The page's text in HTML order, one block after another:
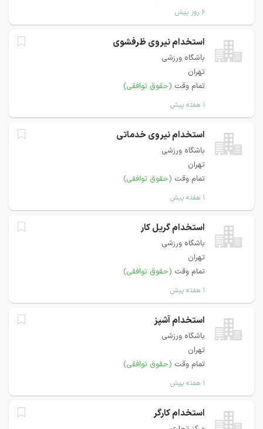
۶ روز پیش
استخدام نیروی ظرفشوی
باشگاه ورزشی
تهران
تمام وقت (حقوق توافقی)
۱ هفته پیش
استخدام نیروی خدماتی
باشگاه ورزشی
تهران
تمام وقت (حقوق توافقی)
۱ هفته پیش
استخدام گریل کار
باشگاه ورزشی
تهران
تمام وقت (حقوق توافقی)
۱ هفته پیش
استخدام آشپز
باشگاه ورزشی
تهران
تمام وقت (حقوق توافقی)
۱ هفته پیش
استخدام کارگر